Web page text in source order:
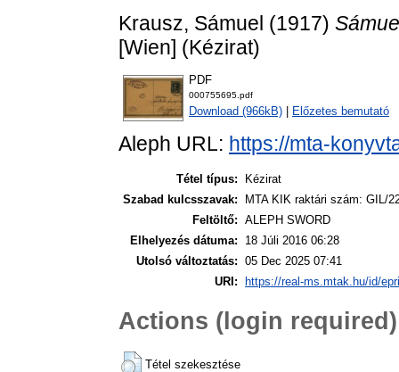
Krausz, Sámuel (1917)
[Wien] (Kézirat)
PDF
000755695.pdf
Download (966kB) Előzetes bemutató
Aleph URL: https://mta-
Tétel típus:
Kézirat
Szabad kulcsszavak:
MTA KIK raktári szám: GIL/
Feltöltő: ALEPH SWORD
Elhelyezés dátuma:
18 Júli 2016 06:28
Utolsó változtatás: 05 Dec 2025 07:41
URI:
https://real-ms.mtak.hu/id/
Actions (login required)
Tétel szekesztése